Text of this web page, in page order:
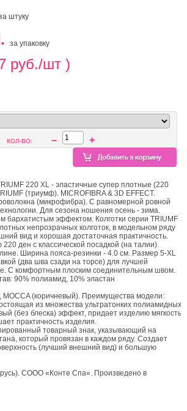
штуку
за упаковку
руб./шт )
КОЛ-ВО: – +
220 XL - эластичные супер плотные (220
(триумф). MICROFIBRA & 3D EFFECT.
(микрофибра). С равномерной ровной
Для сезона ношения осень - зима.
бархатистым эффектом. Колготки серии TRIUMF
непрозрачных колготок, в модельном ряду
вид и хорошая достаточная практичность.
ден с классической посадкой (на талии).
Ширина пояса-резинки - 4.0 см. Размер 5-XL
(два шва сзади на торсе) для лучшей
С комфортным плоским соединительным швом.
90% полиамид, 10% эластан
MOCCA (коричневый). Преимущества модели:
из множества ультратонких полиамидных
(без блеска) эффект, придает изделию мягкость
практичность изделия.
товарный знак, указывающий на
который провязан в каждом ряду. Создает
(лучший внешний вид) и большую
СООО «Конте Спа». Произведено в